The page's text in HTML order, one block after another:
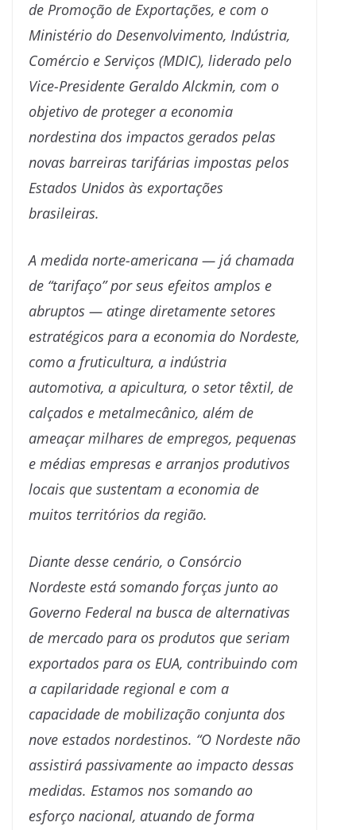
de Promoção de Exportações, e com o
Ministério do Desenvolvimento, Indústria,
Comércio e Serviços (MDIC), liderado pelo
Vice-Presidente Geraldo Alckmin, com o
objetivo de proteger a economia
nordestina dos impactos gerados pelas
novas barreiras tarifárias impostas pelos
Estados Unidos às exportações
brasileiras.
A medida norte-americana — já chamada
de “tarifaço” por seus efeitos amplos e
abruptos — atinge diretamente setores
estratégicos para a economia do Nordeste,
como a fruticultura, a indústria
automotiva, a apicultura, o setor têxtil, de
calçados e metalmecânico, além de
ameaçar milhares de empregos, pequenas
e médias empresas e arranjos produtivos
locais que sustentam a economia de
muitos territórios da região.
Diante desse cenário, o Consórcio
Nordeste está somando forças junto ao
Governo Federal na busca de alternativas
de mercado para os produtos que seriam
exportados para os EUA, contribuindo com
a capilaridade regional e com a
capacidade de mobilização conjunta dos
nove estados nordestinos. “O Nordeste não
assistirá passivamente ao impacto dessas
medidas. Estamos nos somando ao
esforço nacional, atuando de forma